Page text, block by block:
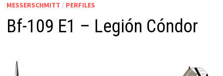
MESSERSCHMITT / PERFILES
Bf-109 E1 – Legión Cóndor